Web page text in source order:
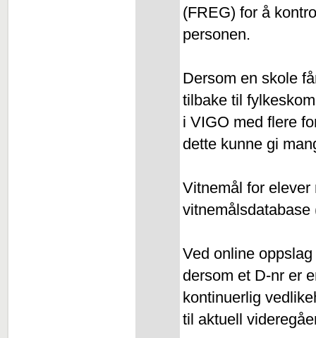
(FREG) for å
personen.
Dersom en skole
tilbake til
i VIGO med flere
dette kunne gi
Vitnemål for
vitnemålsdatabase
Ved online
dersom et D-nr er
kontinuerlig
til aktuell